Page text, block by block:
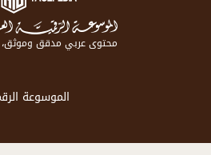
محتوى عربي مدقق
الموسوعة